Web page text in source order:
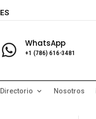
ES
 WhatsApp
+1 (786) 616-3481
Directorio Nosotros